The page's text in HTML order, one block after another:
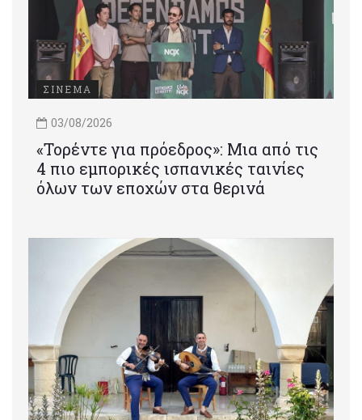
ΣΙΝΕΜΑ
03/08/2026
«Τορέντε για πρόεδρος»: Mια από τις
4 πιο εμπορικές ισπανικές ταινίες
όλων των εποχών στα θερινά